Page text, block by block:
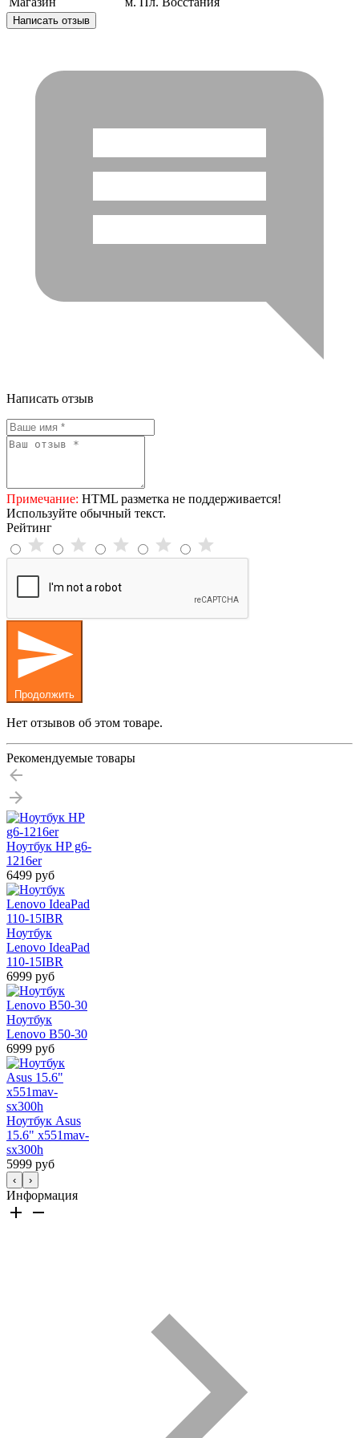
Написать отзыв
Написать отзыв
Примечание: HTML разметка не поддерживается!
Используйте обычный текст.
Рейтинг
Продолжить
Нет отзывов об этом товаре.
Рекомендуемые товары
Ноутбук HP g6-
1216er
6499 руб
Ноутбук
Lenovo IdeaPad
110-15IBR
6999 руб
Ноутбук
Lenovo B50-30
6999 руб
Ноутбук Asus
15.6" x551mav-
sx300h
5999 руб
‹ ›
Информация